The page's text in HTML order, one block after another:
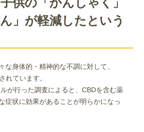
」が軽減したという
な身体的・精神的な不調に対して、
れています。
が行った調査によると、CBDを含む薬
症状に効果があることが明らかになっ